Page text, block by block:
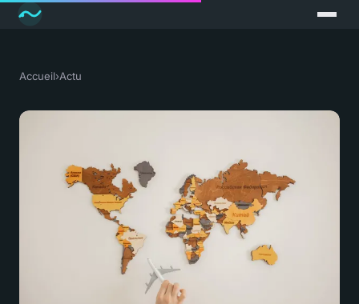
Accueil›Actu